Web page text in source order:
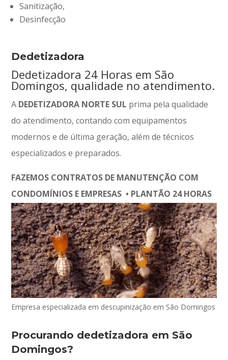
Sanitização,
Desinfecção
Dedetizadora
Dedetizadora 24 Horas em São
Domingos, qualidade no atendimento.
A DEDETIZADORA NORTE SUL prima pela qualidade
do atendimento, contando com equipamentos
modernos e de última geração, além de técnicos
especializados e preparados.
FAZEMOS CONTRATOS DE MANUTENÇÃO COM
CONDOMÍNIOS E EMPRESAS • PLANTÃO 24 HORAS
Empresa especializada em descupinização em São Domingos
Procurando dedetizadora em São
Domingos?